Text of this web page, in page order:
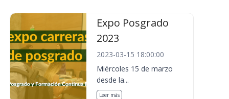
Expo Posgrado
2023
2023-03-15 18:00:00
Miércoles 15 de marzo
desde la...
Leer más